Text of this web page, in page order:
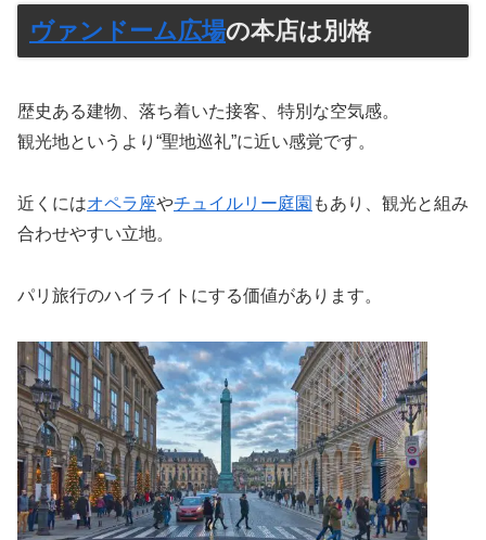
ヴァンドーム広場の本店は別格
歴史ある建物、落ち着いた接客、特別な空気感。
観光地というより“聖地巡礼”に近い感覚です。
近くにはオペラ座やチュイルリー庭園 もあり、観光と組み
合わせやすい立地。
パリ旅行のハイライトにする価値があります。